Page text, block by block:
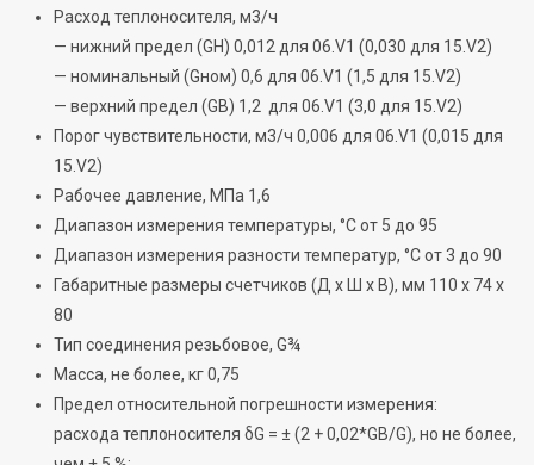
Расход теплоносителя, м3/ч
— нижний предел (GН) 0,012 для 06.V1 (0,030 для 15.V2)
— номинальный (Gном) 0,6 для 06.V1 (1,5 для 15.V2)
— верхний предел (GВ) 1,2 для 06.V1 (3,0 для 15.V2)
Порог чувствительности, м3/ч 0,006 для 06.V1 (0,015 для
15.V2)
Рабочее давление, МПа 1,6
Диапазон измерения температуры, °Cот 5 до 95
Диапазон измерения разности температур, °Cот 3 до 90
Габаритные размеры счетчиков (Д х Ш х В), мм 110 x 74 x
80
Тип соединения резьбовое, G¾
Масса, не более, кг0,75
Предел относительной погрешности измерения:
расхода теплоносителя δG = ±(2 +0,02*GВ/G), но не более,